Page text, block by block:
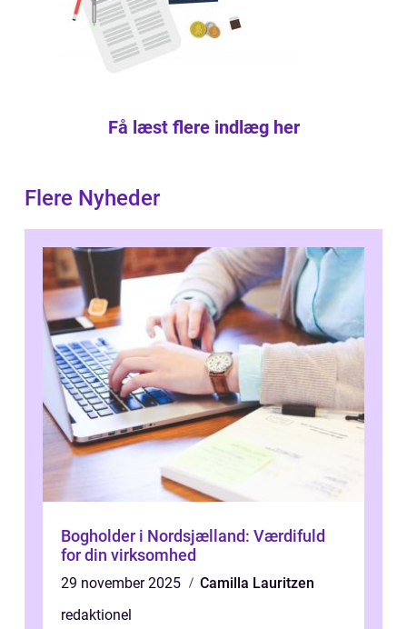
Få læst flere indlæg her
Flere Nyheder
Bogholder i Nordsjælland: Værdifuld
for din virksomhed
29 november 2025
Camilla Lauritzen
redaktionel